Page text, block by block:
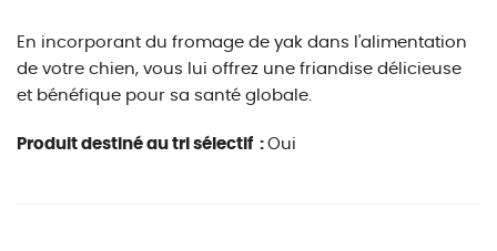
En incorporant du fromage de yak dans l'alimentation
de votre chien, vous lui offrez une friandise délicieuse
et bénéfique pour sa santé globale.
Produit destiné au tri sélectif : Oui